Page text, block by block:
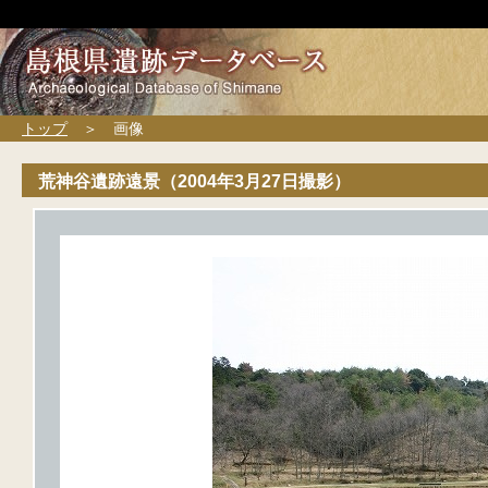
トップ＞ 画像
荒神谷遺跡遠景（2004年3月27日撮影）